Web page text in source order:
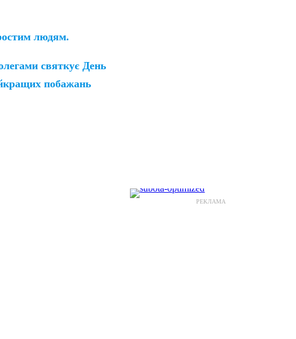
людям.
святкує День
побажань
РЕКЛАМА